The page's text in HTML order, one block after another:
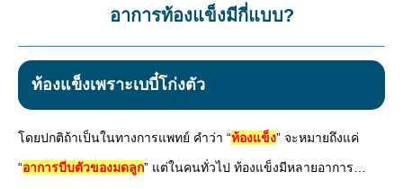
อาการท้องแข็งมีกี่แบบ?
ท้องแข็งเพราะเบบี๋โก่งตัว
โดยปกติถ้าเป็นในทางการแพทย์ คำว่า “ท้องแข็ง” จะหมายถึงแค่
“อาการบีบตัวของมดลูก” แต่ในคนทั่วไป ท้องแข็งมีหลายอาการ…